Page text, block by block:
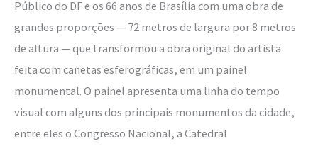
Público do DF e os 66 anos de Brasília com uma obra de
grandes proporções — 72 metros de largura por 8 metros
de altura — que transformou a obra original do artista
feita com canetas esferográficas, em um painel
monumental. O painel apresenta uma linha do tempo
visual com alguns dos principais monumentos da cidade,
entre eles o Congresso Nacional, a Catedral